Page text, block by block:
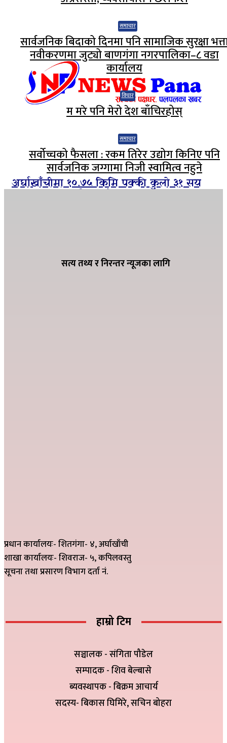
समाचार
सार्वजनिक बिदाको दिनमा पनि सामाजिक सुरक्षा
नवीकरणमा जुट्यो बाणगंगा नगरपालिका–८ वडा
कार्यालय
विचार
म मरे पनि मेरो देश बाँचिरहोस्
समाचार
सर्वोच्चको फैसला : रकम तिरेर उद्योग किनिए पनि
सार्वजनिक जग्गामा निजी स्वामित्व नहुने
अर्घाखाँचीमा १०.७५ किमि पक्की कुलो ३१ सय
सत्य तथ्य र निरन्तर न्यूजका लागि
प्रधान कार्यालयः- शितगंगा- ४, अर्घाखाँची
शाखा कार्यालयः- शिवराज- ५, कपिलवस्तु
सूचना तथा प्रसारण विभाग दर्ता नं.
हाम्रो टिम
सञ्चालक - संगिता पौडेल
सम्पादक - शिव बेल्बासे
ब्यवस्थापक - बिक्रम आचार्य
सदस्य- बिकास घिमिरे, सचिन बोहरा